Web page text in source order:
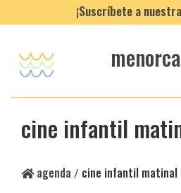
¡Suscríbete a
cine infantil
agenda / cine infantil matinal